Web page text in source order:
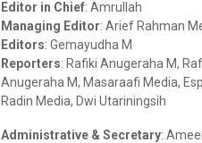
r
:
Editor in Chief: Amrullah
Managing Editor: Arief Rahman
Editors: Gemayudha M
Reporters: Rafiki Anugeraha M,
Anugeraha M, Masaraafi Media,
Radin Media, Dwi Utariningsih
Administrative & Secretary: